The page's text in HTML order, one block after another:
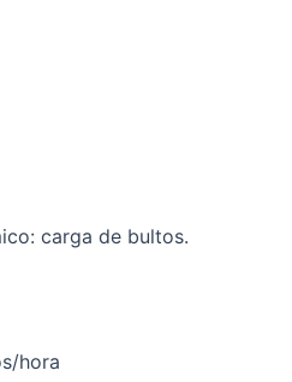
carga de bultos.
hora